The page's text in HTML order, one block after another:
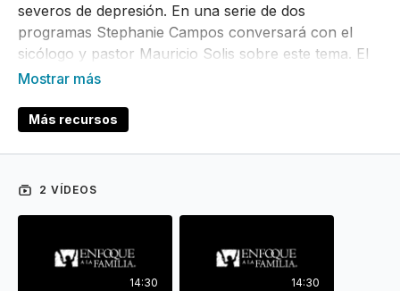
severos de depresión. En una serie de dos
programas Stephanie Campos conversará con el
sicólogo y pastor Mauricio Solis sobre este tema. El
saber manejar correctamente las emociones nos
Más recursos
2 VÍDEOS
14:30 14:30